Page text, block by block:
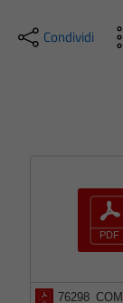
Condividi